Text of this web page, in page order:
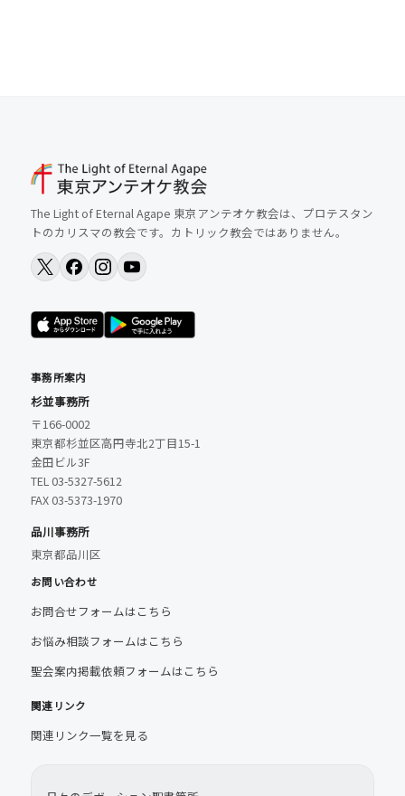
The Light of Eternal Agape 東京アンテオケ教会は、プロテスタン
トのカリスマの教会です。カトリック教会ではありません。
事務所案内
杉並事務所
〒166-0002
東京都杉並区高円寺北2丁目15-1
金田ビル3F
TEL 03-5327-5612
FAX 03-5373-1970
品川事務所
東京都品川区
お問い合わせ
お問合せフォームはこちら
お悩み相談フォームはこちら
聖会案内掲載依頼フォームはこちら
関連リンク
関連リンク一覧を見る